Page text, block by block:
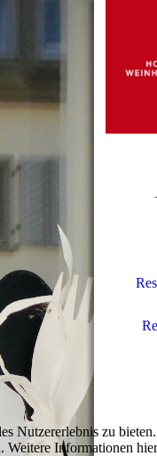
Nutzererlebnis zu
Informationen